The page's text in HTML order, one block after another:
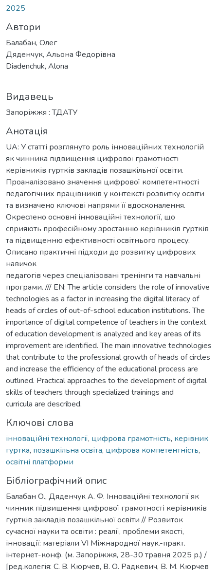
2025
Автори
Балабан, Олег
Дяденчук, Альона Федорівна
Diadenchuk, Alona
Видавець
Запоріжжя : ТДАТУ
Анотація
UA: У статті розглянуто роль інноваційних технологій
як чинника підвищення цифрової грамотності
керівників гуртків закладів позашкільної освіти.
Проаналізовано значення цифрової компетентності
педагогічних працівників у контексті розвитку освіти
та визначено ключові напрями її вдосконалення.
Окреслено основні інноваційні технології, що
сприяють професійному зростанню керівників гуртків
та підвищенню ефективності освітнього процесу.
Описано практичні підходи до розвитку цифрових
навичок
педагогів через спеціалізовані тренінги та навчальні
програми. /// EN: The article considers the role of innovative
technologies as a factor in increasing the digital literacy of
heads of circles of out-of-school education institutions. The
importance of digital competence of teachers in the context
of education development is analyzed and key areas of its
improvement are identified. The main innovative technologies
that contribute to the professional growth of heads of circles
and increase the efficiency of the educational process are
outlined. Practical approaches to the development of digital
skills of teachers through specialized trainings and
curricula are described.
Ключові слова
інноваційні технології, цифрова грамотність, керівник
гуртка, позашкільна освіта, цифрова компетентність,
освітні платформи
Бібліографічний опис
Балабан О., Дяденчук А. Ф. Інноваційні технології як
чинник підвищення цифрової грамотності керівників
гуртків закладів позашкільної освіти // Розвиток
сучасної науки та освіти : реалії, проблеми якості,
інновації: матеріали VІ Міжнародної наук.-практ.
інтернет-конф. (м. Запоріжжя, 28-30 травня 2025 р.) /
[ред.колегія: С. В. Кюрчев, В. О. Радкевич, В. М. Кюрчев